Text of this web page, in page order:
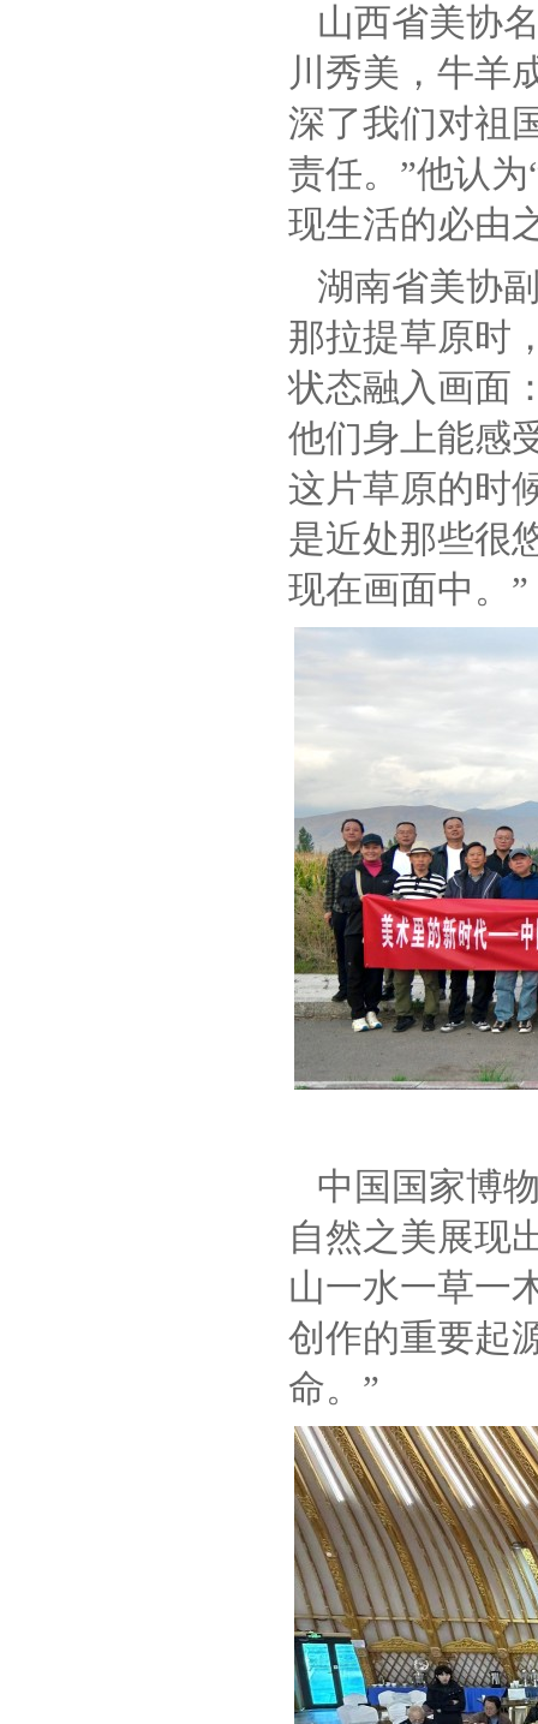
山西省美协
川秀美，牛羊
深了我们对祖
责任。”他认
现生活的必由
湖南省美协
那拉提草原时
状态融入画面
他们身上能感
这片草原的时
是近处那些很
现在画面中。”
中国国家博
自然之美展现
山一水一草一
创作的重要起
命。”